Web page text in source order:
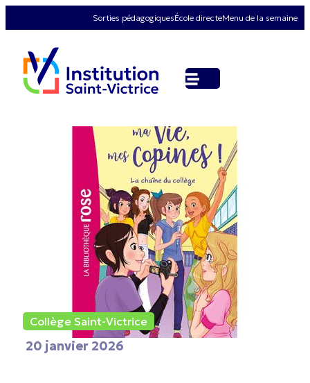
Sorties pédagogiquesÉcole directeMenu de la semaine
Collège Saint-Victrice
20 janvier 2026